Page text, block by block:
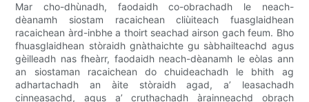
Mar cho-dhùnadh, faodaidh co-obrachadh le neach-
dèanamh siostam racaichean cliùiteach fuasglaidhean
racaichean àrd-inbhe a thoirt seachad airson gach feum. Bho
fhuasglaidhean stòraidh gnàthaichte gu sàbhailteachd agus
gèilleadh nas fheàrr, faodaidh neach-dèanamh le eòlas ann
an siostaman racaichean do chuideachadh le bhith ag
adhartachadh an àite stòraidh agad, a’ leasachadh
cinneasachd, agus a’ cruthachadh àrainneachd obrach